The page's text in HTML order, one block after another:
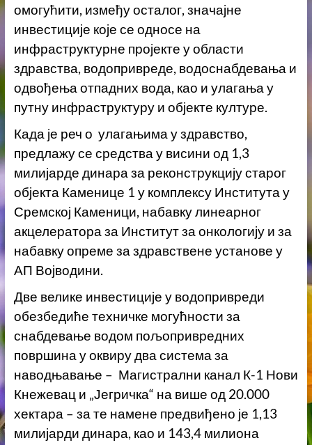
омогућити, између осталог, значајне
инвестиције које се односе на
инфраструктурне пројекте у области
здравства, водопривреде, водоснабдевања и
одвођења отпадних вода, као и улагања у
путну инфраструктуру и објекте културе.
Када је реч о улагањима у здравство,
предлажу се средства у висини од 1,3
милијарде динара за реконструкцију старог
објекта Каменице 1 у комплексу Института у
Сремској Каменици, набавку линеарног
акцелератора за Институт за онкологију и за
набавку опреме за здравствене установе у
АП Војводини.
Две велике инвестиције у водопривреди
обезбедиће техничке могућности за
снабдевање водом пољопривредних
површина у оквиру два система за
наводњавање – Магистрални канал К-1 Нови
Кнежевац и „Јегричка“ на више од 20.000
хектара – за те намене предвиђено је 1,13
милијарди динара, као и 143,4 милиона